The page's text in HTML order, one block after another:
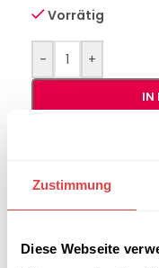
Zustimmung
Diese Webseite
Vorrätig
- +
IN
Stückzahlen?